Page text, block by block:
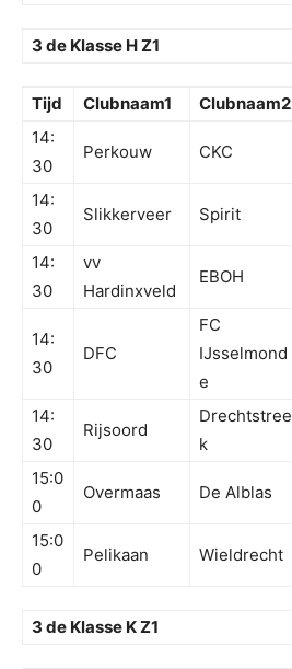
3 de Klasse H Z1
Tijd Clubnaam1 Clubnaam2
14:
30
Perkouw CKC
14:
30
Slikkerveer Spirit
14:
30
vv
Hardinxveld
EBOH
14:
30
DFC
FC
IJsselmond
e
14:
30
Rijsoord
Drechtstree
k
15:0
0
Overmaas De Alblas
15:0
0
Pelikaan Wieldrecht
3 de Klasse K Z1